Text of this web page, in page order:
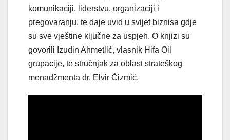
komunikaciji, liderstvu, organizaciji i
pregovaranju, te daje uvid u svijet biznisa gdje
su sve vještine ključne za uspjeh. O knjizi su
govorili Izudin Ahmetlić, vlasnik Hifa Oil
grupacije, te stručnjak za oblast strateškog
menadžmenta dr. Elvir Čizmić.